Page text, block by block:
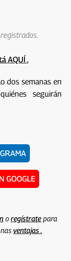
AQUÍ .
dos semanas en
seguirán
GOOGLE
o regístratepara
ventajas .